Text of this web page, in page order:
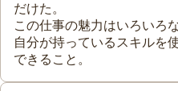
だけた。
この仕事の魅力はいろいろ
自分が持っているスキルを
できること。